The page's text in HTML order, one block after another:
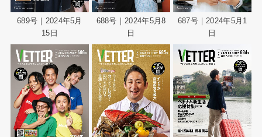
689号｜2024年5月
15日
688号｜2024年5月8
日
687号｜2024年5月1
日